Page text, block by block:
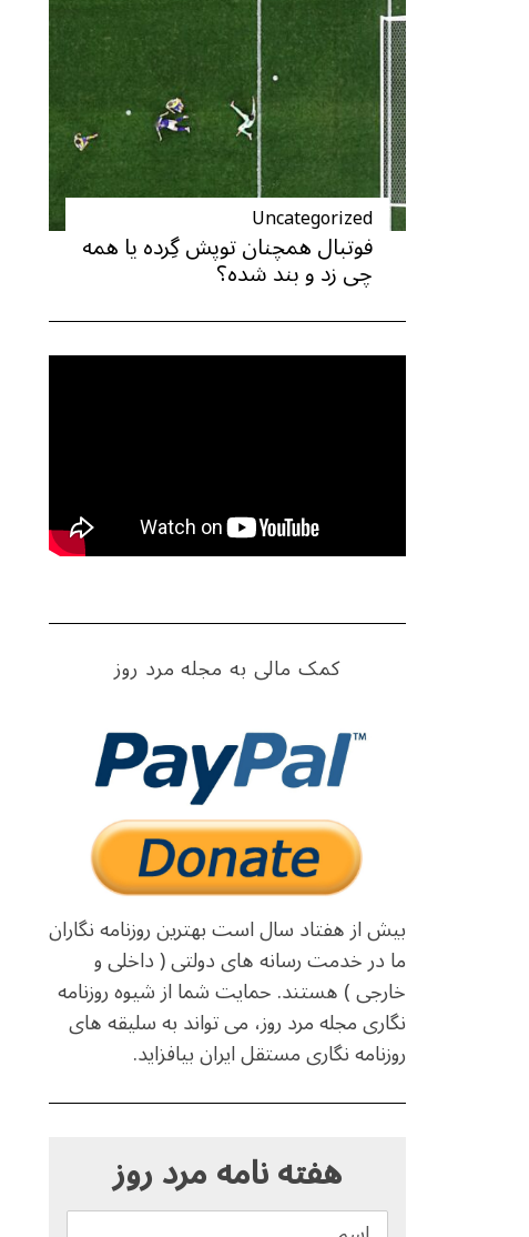
Uncategorized
فوتبال همچنان توپش گِرده یا همه
چی زد و بند شده؟
کمک مالی به مجله مرد روز
بیش از هفتاد سال است بهترین روزنامه نگاران
ما در خدمت رسانه های دولتی ( داخلی و
خارجی ) هستند. حمایت شما از شیوه روزنامه
نگاری مجله مرد روز، می تواند به سلیقه های
روزنامه نگاری مستقل ایران بیافزاید.
هفته نامه مرد روز
S
r
c